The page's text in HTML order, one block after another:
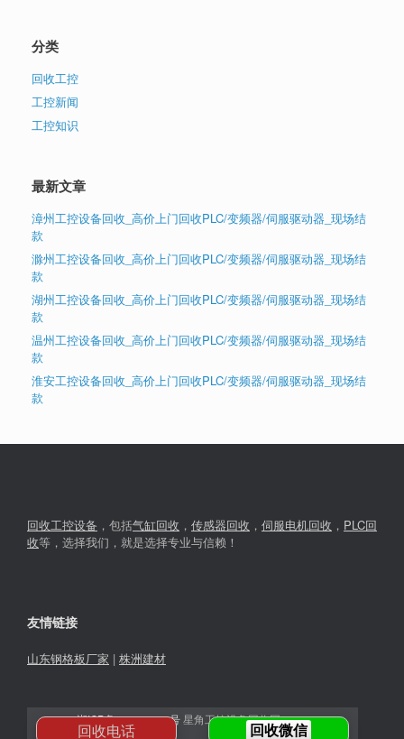
分类
回收工控
工控新闻
工控知识
最新文章
漳州工控设备回收_高价上门回收PLC/变频器/伺服驱动器_现场结
款
滁州工控设备回收_高价上门回收PLC/变频器/伺服驱动器_现场结
款
湖州工控设备回收_高价上门回收PLC/变频器/伺服驱动器_现场结
款
温州工控设备回收_高价上门回收PLC/变频器/伺服驱动器_现场结
款
淮安工控设备回收_高价上门回收PLC/变频器/伺服驱动器_现场结
款
回收电话 回收微信
回收工控设备 ，包括气缸回收 ， 传感器回收 ， 伺服电机回收 ， PLC回
收等，选择我们，就是选择专业与信赖！
友情链接
山东钢格板厂家 | 株洲建材
湘ICP备2023030366号星角工控设备回收网© 2026